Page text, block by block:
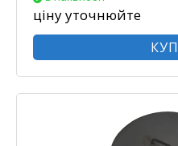
ціну уточнюйте